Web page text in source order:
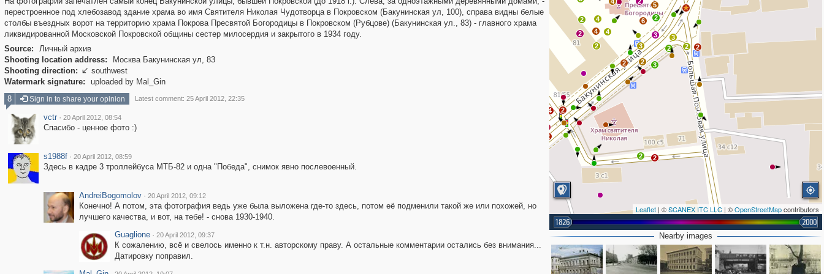
перестроенное под хлебозавод здание храма во имя Святителя Николая Чудотворца в Покровском (Бакунинская ул, 100), справа видны белые
столбы въездных ворот на территорию храма Покрова Пресвятой Богородицы в Покровском (Рубцове) (Бакунинская ул., 83) - главного храма
ликвидированной Московской Покровской общины сестер милосердия и закрытого в 1934 году.
Source:
Личный архив
Shooting location address:
Москва Бакунинская ул, 83
Shooting direction:  southwest
Watermark signature:
uploaded by Mal_Gin
2
2
3
2
3
2
2
3
3
6 2
5
2
2
4
4
4
2
2
4
2
2 2
Leaflet | ©SCANEX ITC LLC | ©OpenStreetMapcontributors
1826 2000
Nearby images
8 Sign in to share your opinion Latest comment: 25 April 2012, 22:35
vctr · 20 April 2012, 08:54
Спасибо - ценное фото :)
s1988f · 20 April 2012, 08:59
Здесь в кадре 3 троллейбуса МТБ-82 и одна "Победа", снимок явно послевоенный.
AndreiBogomolov · 20 April 2012, 09:12
Конечно! А потом, эта фотография ведь уже была выложена где-то здесь, потом её подменили такой же или похожей, но
лучшего качества, и вот, на тебе! - снова 1930-1940.
Guaglione · 20 April 2012, 09:37
К сожалению, всё и свелось именно к т.н. авторскому праву. А остальные комментарии остались без внимания...
Датировку поправил.